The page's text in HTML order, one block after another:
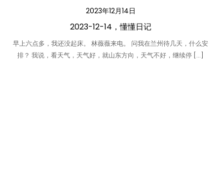
2023年12月14日
2023-12-14，懂懂日记
早上六点多，我还没起床。 林薇薇来电。 问我在兰州待几天，什么安
排？ 我说，看天气，天气好，就山东方向，天气不好，继续停 […]